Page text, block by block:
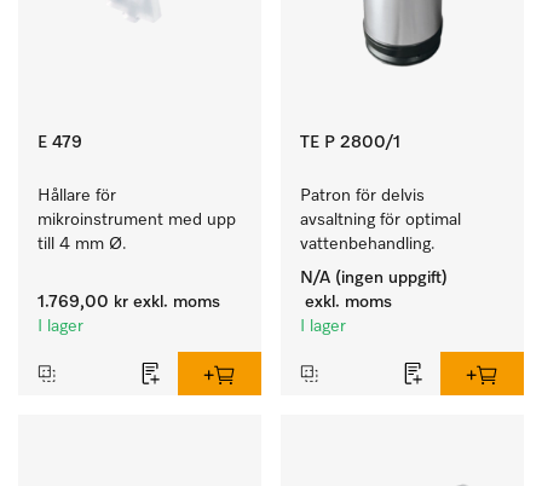
E 479
Hållare för
mikroinstrument med upp
till 4 mm Ø.
1.769,00 kr exkl. moms
I lager
TE P 2800/1
Patron för delvis
avsaltning för optimal
vattenbehandling.
N/A (ingen uppgift)
exkl. moms
I lager